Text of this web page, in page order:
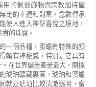
用的佩戴飾物與宗教加持聖
比的幸運和財富，念數傳承
使人進入神聖喜悅之境地，
的珠寶。
一個品種，蜜蠟有特殊的顏
頗有神秘感，特別是它具有
。在世界儲量產量最大，開採
琥珀礦藏裏面，琥珀和蜜蠟
就是琥珀比較清澈透明，蜜